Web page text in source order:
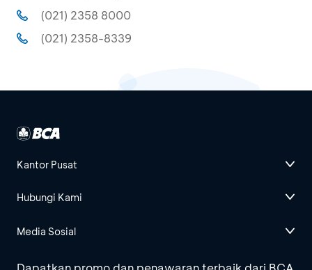
(021) 2358 8000
(021) 2358-8339
Kantor Pusat
Hubungi Kami
Media Sosial